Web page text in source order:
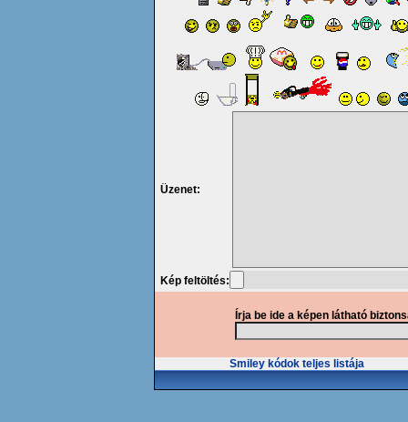
Üzenet:
Kép feltöltés:
Írja be ide a képen látható
Smiley kódok teljes listája